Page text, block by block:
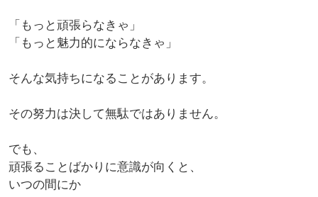
「もっと頑張らなきゃ」
「もっと魅力的にならなきゃ」
そんな気持ちになることがあります。
その努力は決して無駄ではありません。
でも、
頑張ることばかりに意識が向くと、
いつの間にか